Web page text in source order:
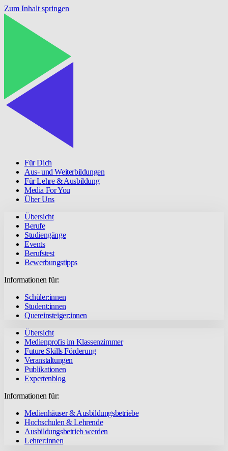
Zum Inhalt springen
Für Dich
Aus- und Weiterbildungen
Für Lehre & Ausbildung
Media For You
Über Uns
Übersicht
Berufe
Studiengänge
Events
Berufstest
Bewerbungstipps
Informationen für:
Schüler:innen
Student:innen
Quereinsteiger:innen
Übersicht
Medienprofis im Klassenzimmer
Future Skills Förderung
Veranstaltungen
Publikationen
Expertenblog
Informationen für:
Medienhäuser & Ausbildungsbetriebe
Hochschulen & Lehrende
Ausbildungsbetrieb werden
Lehrer:innen